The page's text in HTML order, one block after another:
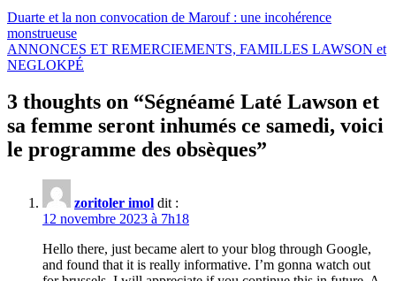
Duarte et la non convocation de Marouf : une incohérence
monstrueuse
ANNONCES ET REMERCIEMENTS, FAMILLES LAWSON et
NEGLOKPÉ
3 thoughts on “Ségnéamé Laté Lawson et
sa femme seront inhumés ce samedi, voici
le programme des obsèques”
zoritoler imol dit :
12 novembre 2023 à 7h18
Hello there, just became alert to your blog through Google,
and found that it is really informative. I’m gonna watch out